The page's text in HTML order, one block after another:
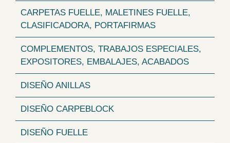
CARPETAS FUELLE, MALETINES FUELLE,
CLASIFICADORA, PORTAFIRMAS
COMPLEMENTOS, TRABAJOS ESPECIALES,
EXPOSITORES, EMBALAJES, ACABADOS
DISEÑO ANILLAS
DISEÑO CARPEBLOCK
DISEÑO FUELLE